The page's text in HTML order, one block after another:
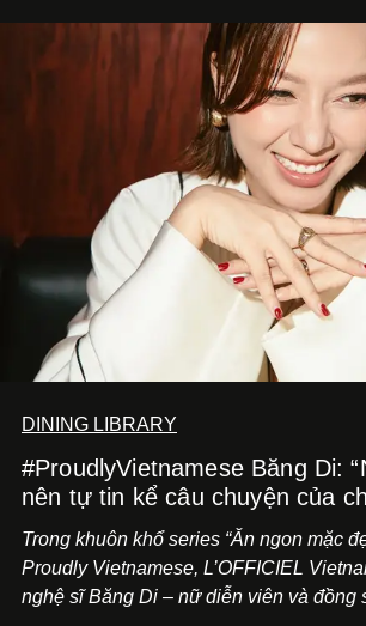
trình trở thành một producer thực thụ.
DINING LIBRARY
#ProudlyVietnamese Băng Di:
nên tự tin kể câu chuyện của
Trong khuôn khổ series “Ăn ngon mặc
Proudly Vietnamese, L’OFFICIEL
nghệ sĩ Băng Di – nữ diễn viên và đồng